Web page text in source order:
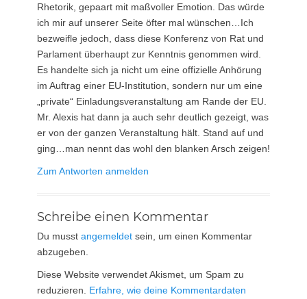
Rhetorik, gepaart mit maßvoller Emotion. Das würde
ich mir auf unserer Seite öfter mal wünschen…Ich
bezweifle jedoch, dass diese Konferenz von Rat und
Parlament überhaupt zur Kenntnis genommen wird.
Es handelte sich ja nicht um eine offizielle Anhörung
im Auftrag einer EU-Institution, sondern nur um eine
„private“ Einladungsveranstaltung am Rande der EU.
Mr. Alexis hat dann ja auch sehr deutlich gezeigt, was
er von der ganzen Veranstaltung hält. Stand auf und
ging…man nennt das wohl den blanken Arsch zeigen!
Zum Antworten anmelden
Schreibe einen Kommentar
Du musst angemeldet sein, um einen Kommentar
abzugeben.
Diese Website verwendet Akismet, um Spam zu
reduzieren. Erfahre, wie deine Kommentardaten